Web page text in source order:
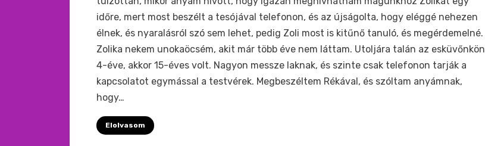
időre, mert most beszélt a tesójával telefonon, és az újságolta, hogy eléggé nehezen
élnek, és nyaralásról szó sem lehet, pedig Zoli most is kitűnő tanuló, és megérdemelné.
Zolika nekem unokaöcsém, akit már több éve nem láttam. Utoljára talán az esküvőnkön
4-éve, akkor 15-éves volt. Nagyon messze laknak, és szinte csak telefonon tarják a
kapcsolatot egymással a testvérek. Megbeszéltem Rékával, és szóltam anyámnak,
hogy…
Elolvasom